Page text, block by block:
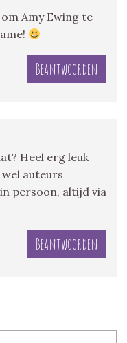
Amy Ewing te
Beantwoorden
Heel erg leuk
auteurs
persoon, altijd via
Beantwoorden